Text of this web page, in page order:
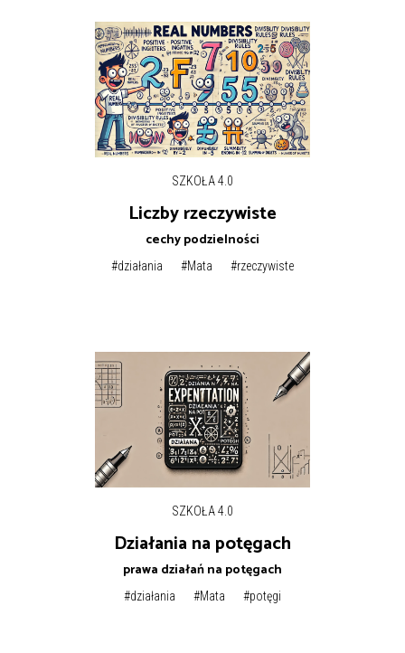
SZKOŁA 4.0
Liczby rzeczywiste
cechy podzielności
#działania #Mata #rzeczywiste
SZKOŁA 4.0
Działania na potęgach
prawa działań na potęgach
#działania #Mata #potęgi